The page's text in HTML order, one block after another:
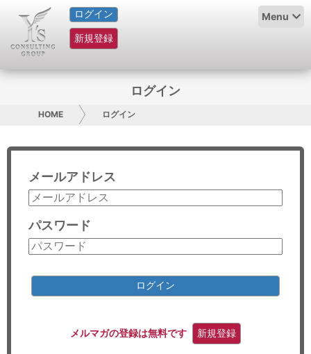
ログイン
新規登録
Menu
HOME
サービス紹介
グループ概要
採用情報
お問い合わせ
コンサルティング
リサーチ
ログイン
HOME ログイン
メールアドレス
パスワード
ログイン
メルマガの登録は無料です 新規登録